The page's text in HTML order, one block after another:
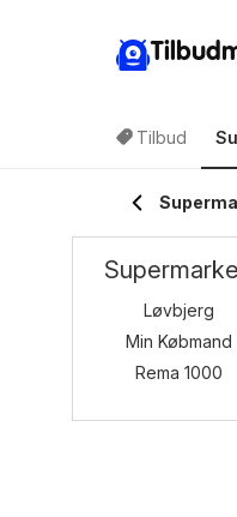
Tilbud
Løvbjerg
Min Købmand
Rema 1000